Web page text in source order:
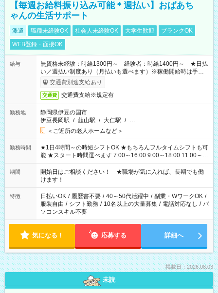
【毎週お給料振り込み可能＊週払い】おばあち
ゃんの生活サポート
派遣 職種未経験OK 社会人未経験OK 大学生歓迎
ブランクOK
WEB登録・面接OK
給与
無資格未経験：時給1300円～ 経験者：時給1400円～ ★日払
い／週払い制度あり（月払いも選べます）※稼働開始時は手続き
完了次第のお支払いとなります。
交通費別途支給あり
交通費 交通費支給※規定有
勤務地
静岡県伊豆の国市
伊豆長岡駅 / 韮山駅 / 大仁駅 / …
＜ご近所の老人ホームなど＞
勤務時間
★1日4時間～の時短シフトOK ★もちろんフルタイムシフトも可
能 ★スタート時間選べます 7:00～16:00 9:00～18:00 11:00～
20:00 など 残業なし！ ※Wワークの場合、他のお仕事と合わせ
週40時間超の就業はご案内できません ※法令に基づき、週20時
間以上勤務は社会保険への加入対象となります ※労働者派遣法
（日雇い派遣の原則禁止）により、短時間・短期間の就業はご
案内が難しい場合があります
期間
開始日はご相談ください！ ★職場が気に入れば、長期でも働
けます！
特徴 日払いOK / 履歴書不要 / 40～50代活躍中 / 副業・WワークOK /
服装自由 / シフト勤務 / 10名以上の大量募集 / 電話対応なし / パ
ソコンスキル不要
気になる！ 応募する 詳細へ
掲載日：2026.08.03
未読